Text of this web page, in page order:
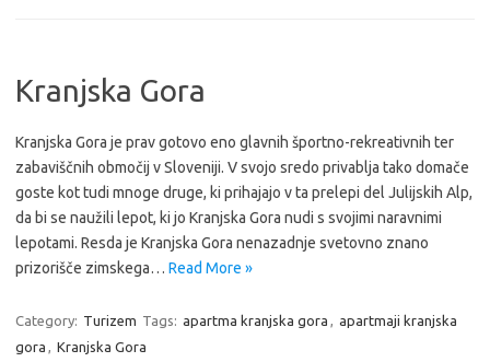
Kranjska Gora
Kranjska Gora je prav gotovo eno glavnih športno-rekreativnih ter
zabaviščnih območij v Sloveniji. V svojo sredo privablja tako domače
goste kot tudi mnoge druge, ki prihajajo v ta prelepi del Julijskih Alp,
da bi se naužili lepot, ki jo Kranjska Gora nudi s svojimi naravnimi
lepotami. Resda je Kranjska Gora nenazadnje svetovno znano
prizorišče zimskega… Read More »
Category: Turizem Tags: apartma kranjska gora , apartmaji kranjska
gora , Kranjska Gora